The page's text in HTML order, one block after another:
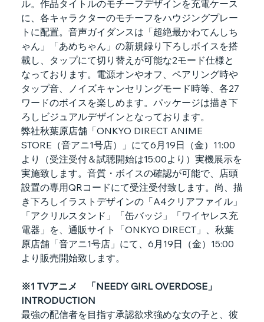
ル。作品タイトルのモチーフデザインを充電ケース
に、各キャラクターのモチーフをハウジングプレー
トに配置。音声ガイダンスは「超絶最かわてんしち
ゃん」「あめちゃん」の新規録り下ろしボイスを搭
載し、タップにて切り替えが可能な2モード仕様と
なっております。電源オンやオフ、ペアリング時や
タップ音、ノイズキャンセリングモード時等、各27
ワードのボイスを楽しめます。パッケージは描き下
ろしビジュアルデザインとなっております。
弊社秋葉原店舗「ONKYO DIRECT ANIME
STORE（音アニ1号店）」にて6月19日（金）11:00
より（受注受付＆試聴開始は15:00より）実機展示を
実施致します。音質・ボイスの確認が可能で、店頭
設置の専用QRコードにて受注受付致します。尚、描
き下ろしイラストデザインの「A4クリアファイル」
「アクリルスタンド」「缶バッジ」「ワイヤレス充
電器」を、通販サイト「ONKYO DIRECT」、秋葉
原店舗「音アニ1号店」にて、6月19日（金）15:00
より販売開始致します。
※1 TVアニメ　「NEEDY GIRL OVERDOSE」
INTRODUCTION
最強の配信者を目指す承認欲求強めな女の子と、彼